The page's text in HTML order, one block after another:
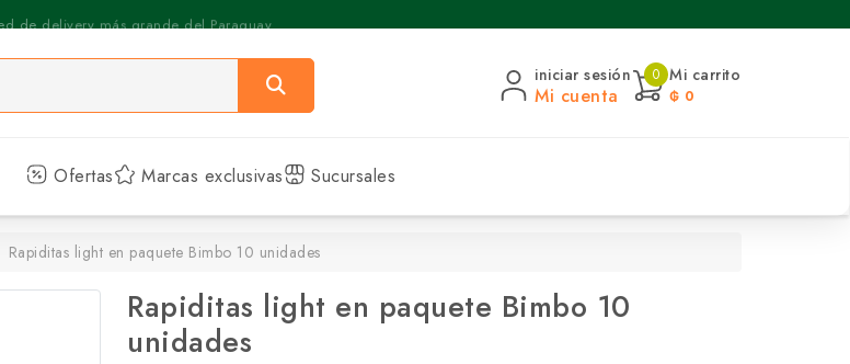
⚡️ Pickup Express - Retirás en 30 min.
iniciar sesión
Mi cuenta
0 Mi carrito
₲ 0
Ofertas Marcas exclusivas Sucursales
Rapiditas light en paquete Bimbo 10 unidades
Rapiditas light en paquete Bimbo 10
unidades